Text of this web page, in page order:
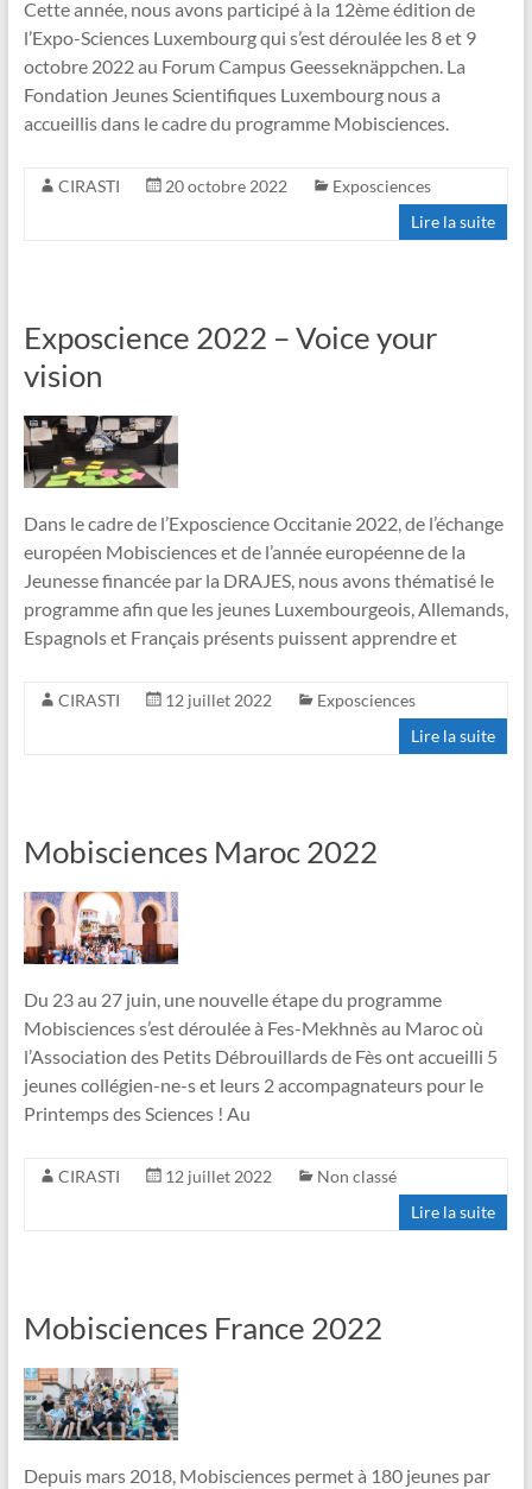
Cette année, nous avons participé à la 12ème édition de
l’Expo-Sciences Luxembourg qui s’est déroulée les 8 et 9
octobre 2022 au Forum Campus Geesseknäppchen. La
Fondation Jeunes Scientifiques Luxembourg nous a
accueillis dans le cadre du programme Mobisciences.
CIRASTI 20 octobre 2022
Exposciences
Lire la suite
Exposcience 2022 – Voice your
vision
Dans le cadre de l’Exposcience Occitanie 2022, de l’échange
européen Mobisciences et de l’année européenne de la
Jeunesse financée par la DRAJES, nous avons thématisé le
programme afin que les jeunes Luxembourgeois, Allemands,
Espagnols et Français présents puissent apprendre et
CIRASTI 12 juillet 2022
Exposciences
Lire la suite
Mobisciences Maroc 2022
Du 23 au 27 juin, une nouvelle étape du programme
Mobisciences s’est déroulée à Fes-Mekhnès au Maroc où
l’Association des Petits Débrouillards de Fès ont accueilli 5
jeunes collégien-ne-s et leurs 2 accompagnateurs pour le
Printemps des Sciences ! Au
CIRASTI 12 juillet 2022
Non classé
Lire la suite
Mobisciences France 2022
Depuis mars 2018, Mobisciences permet à 180 jeunes par